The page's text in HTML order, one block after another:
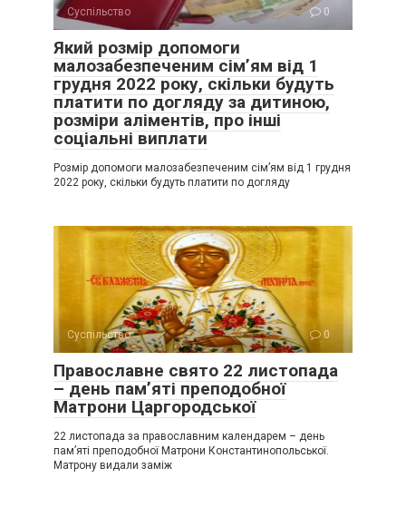
Суспільство 0
Який розмір допомоги
малозабезпеченим сім’ям від 1
грудня 2022 року, скільки будуть
платити по догляду за дитиною,
розміри аліментів, про інші
соціальні виплати
Розмір допомоги малозабезпеченим сім’ям від 1 грудня
2022 року, скільки будуть платити по догляду
Суспільство 0
Православне свято 22 листопада
– день пам’яті преподобної
Матрони Царгородської
22 листопада за православним календарем – день
пам’яті преподобної Матрони Константинопольської.
Матрону видали заміж